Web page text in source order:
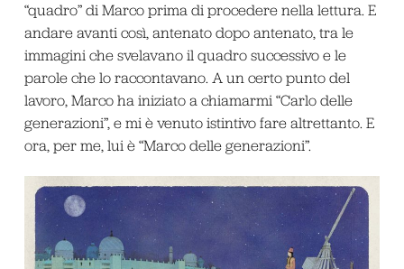
“quadro” di Marco prima di procedere nella lettura. E
andare avanti così, antenato dopo antenato, tra le
immagini che svelavano il quadro successivo e le
parole che lo raccontavano. A un certo punto del
lavoro, Marco ha iniziato a chiamarmi “Carlo delle
generazioni”, e mi è venuto istintivo fare altrettanto. E
ora, per me, lui è “Marco delle generazioni”.